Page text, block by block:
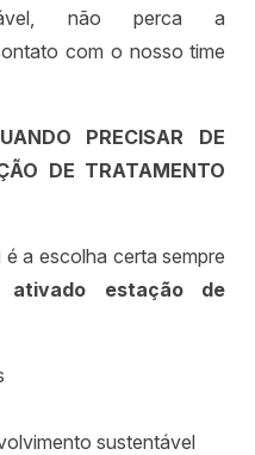
não perca a
com o nosso time
PRECISAR DE
DE TRATAMENTO
a escolha certa sempre
ativado estação de
sustentável